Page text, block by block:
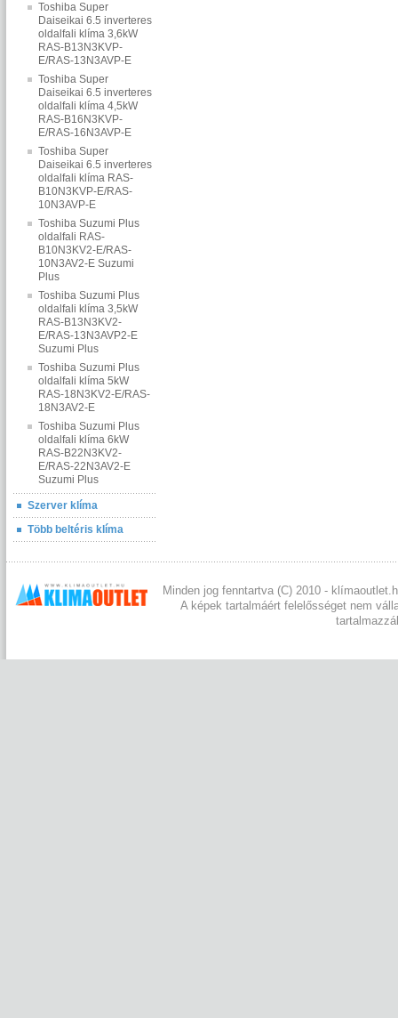
Toshiba Super
Daiseikai 6.5 inverteres
oldalfali klíma 3,6kW
RAS-B13N3KVP-
E/RAS-13N3AVP-E
Toshiba Super
Daiseikai 6.5 inverteres
oldalfali klíma 4,5kW
RAS-B16N3KVP-
E/RAS-16N3AVP-E
Toshiba Super
Daiseikai 6.5 inverteres
oldalfali klíma RAS-
B10N3KVP-E/RAS-
10N3AVP-E
Toshiba Suzumi Plus
oldalfali RAS-
B10N3KV2-E/RAS-
10N3AV2-E Suzumi
Plus
Toshiba Suzumi Plus
oldalfali klíma 3,5kW
RAS-B13N3KV2-
E/RAS-13N3AVP2-E
Suzumi Plus
Toshiba Suzumi Plus
oldalfali klíma 5kW
RAS-18N3KV2-E/RAS-
18N3AV2-E
Toshiba Suzumi Plus
oldalfali klíma 6kW
RAS-B22N3KV2-
E/RAS-22N3AV2-E
Suzumi Plus
Szerver klíma
Több beltéris klíma
Minden jog fenntartva (C) 2010 -
A képek tartalmáért felelősséget nem